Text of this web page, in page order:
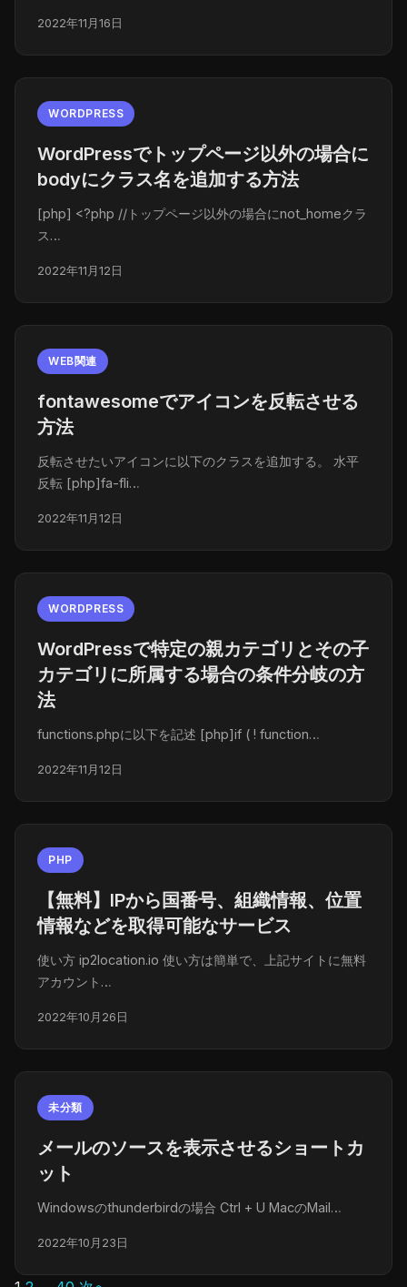
2022年11月16日
WORDPRESS
WordPressでトップページ以外の場合に
bodyにクラス名を追加する方法
[php] <?php //トップページ以外の場合にnot_homeクラ
ス…
2022年11月12日
WEB関連
fontawesomeでアイコンを反転させる
方法
反転させたいアイコンに以下のクラスを追加する。 水平
反転 [php]fa-fli…
2022年11月12日
WORDPRESS
WordPressで特定の親カテゴリとその子
カテゴリに所属する場合の条件分岐の方
法
functions.phpに以下を記述 [php]if ( ! function…
2022年11月12日
PHP
【無料】IPから国番号、組織情報、位置
情報などを取得可能なサービス
使い方 ip2location.io 使い方は簡単で、上記サイトに無料
アカウント…
2022年10月26日
未分類
メールのソースを表示させるショートカ
ット
Windowsのthunderbirdの場合 Ctrl + U MacのMail…
2022年10月23日